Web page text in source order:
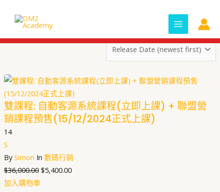
MENU
雙課程: 自動客源系統課程(立即上課) + 聯盟營
銷課程預售(15/12/2024正式上課)
14
S
BySimon In 數碼行銷
$36,000.00
was:
$36,000.00.
$5,400.00
$5,400.00.
加入購物車